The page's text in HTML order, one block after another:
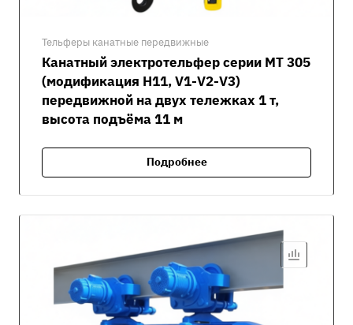
Тельферы канатные передвижные
Канатный электротельфер серии MT 305
(модификация H11, V1-V2-V3)
передвижной на двух тележках 1 т,
высота подъёма 11 м
Подробнее